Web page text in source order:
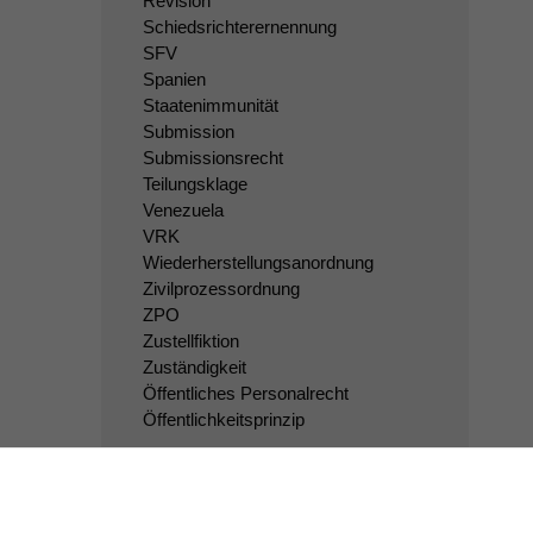
Schiedsrichterernennung
SFV
Spanien
Staatenimmunität
Submission
Submissionsrecht
Teilungsklage
Venezuela
VRK
Wiederherstellungsanordnung
Zivilprozessordnung
ZPO
Zustellfiktion
Zuständigkeit
Öffentliches Personalrecht
Öffentlichkeitsprinzip